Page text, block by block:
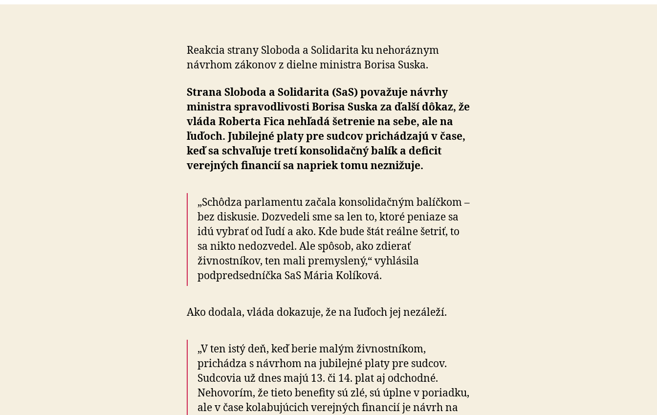
parlamente
korupcie
a
nezávislej
Reakcia strany Sloboda a Solidarita ku nehoráznym
návrhom zákonov z dielne ministra Borisa Suska.
Strana Sloboda a Solidarita (SaS) považuje návrhy
ministra spravodlivosti Borisa Suska za ďalší dôkaz, že
vláda Roberta Fica nehľadá šetrenie na sebe, ale na
ľuďoch. Jubilejné platy pre sudcov prichádzajú v čase,
keď sa schvaľuje tretí konsolidačný balík a deficit
verejných financií sa napriek tomu neznižuje.
„Schôdza parlamentu začala konsolidačným balíčkom –
bez diskusie. Dozvedeli sme sa len to, ktoré peniaze sa
idú vybrať od ľudí a ako. Kde bude štát reálne šetriť, to
sa nikto nedozvedel. Ale spôsob, ako zdierať
živnostníkov, ten mali premyslený,“ vyhlásila
podpredsedníčka SaS Mária Kolíková.
Ako dodala, vláda dokazuje, že na ľuďoch jej nezáleží.
„V ten istý deň, keď berie malým živnostníkom,
prichádza s návrhom na jubilejné platy pre sudcov.
Sudcovia už dnes majú 13. či 14. plat aj odchodné.
Nehovorím, že tieto benefity sú zlé, sú úplne v poriadku,
ale v čase kolabujúcich verejných financií je návrh na